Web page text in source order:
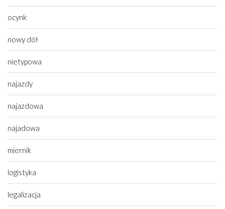
ocynk
nowy dół
nietypowa
najazdy
najazdowa
najadowa
miernik
logistyka
legalizacja